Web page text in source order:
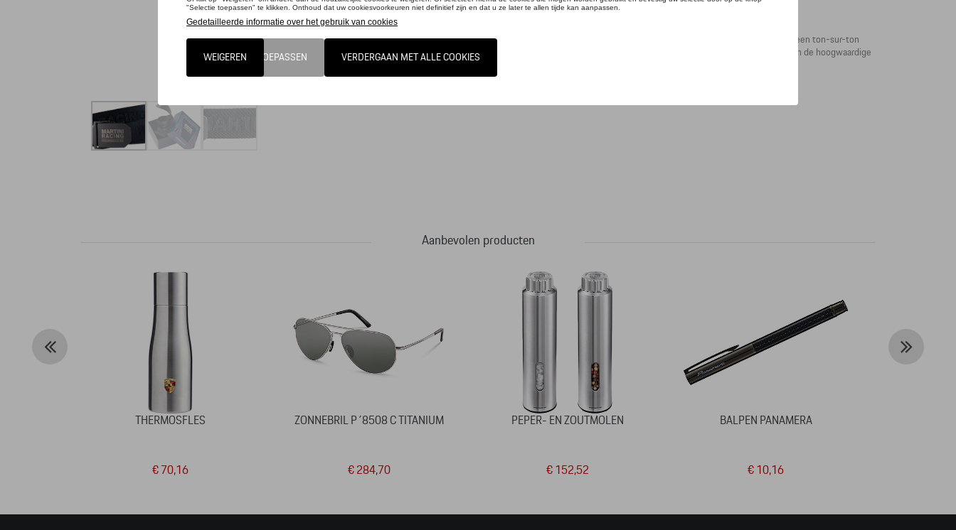
Dit product is momenteel niet op stock
Perfect voor racefans: De moderne riem uit de iconische MARTINI RACING® Collection maakt indruk met een bewust strak design, een ton-sur-ton
geweven collectielogo en de iconische MARTINI RACING®-strepen op de buitenrand. De riem is traploos verstelbaar met behulp van de hoogwaardige
Aanbevolen producten
THERMOSFLES
€ 70,16
ZONNEBRIL P´8508 C TITANIUM
€ 284,70
PEPER- EN ZOUTMOLEN
€ 152,52
BALPEN PANAMERA
€ 10,16